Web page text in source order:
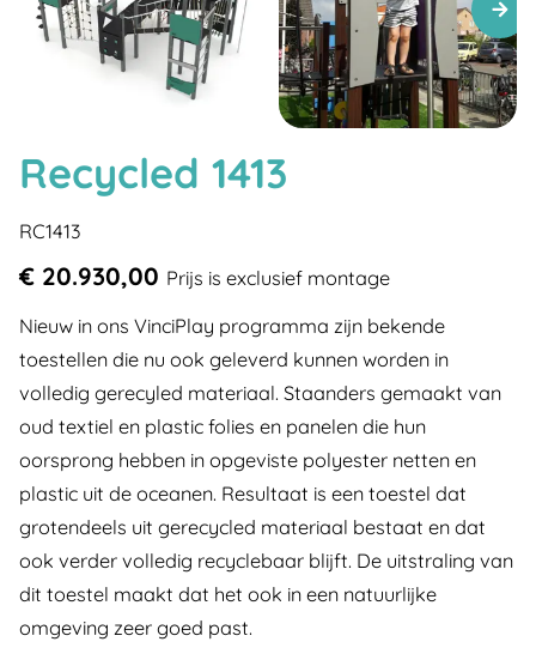
Recycled 1413
RC1413
€ 20.930,00 Prijs is exclusief montage
Nieuw in ons VinciPlay programma zijn bekende
toestellen die nu ook geleverd kunnen worden in
volledig gerecyled materiaal. Staanders gemaakt van
oud textiel en plastic folies en panelen die hun
oorsprong hebben in opgeviste polyester netten en
plastic uit de oceanen. Resultaat is een toestel dat
grotendeels uit gerecycled materiaal bestaat en dat
ook verder volledig recyclebaar blijft. De uitstraling van
dit toestel maakt dat het ook in een natuurlijke
omgeving zeer goed past.